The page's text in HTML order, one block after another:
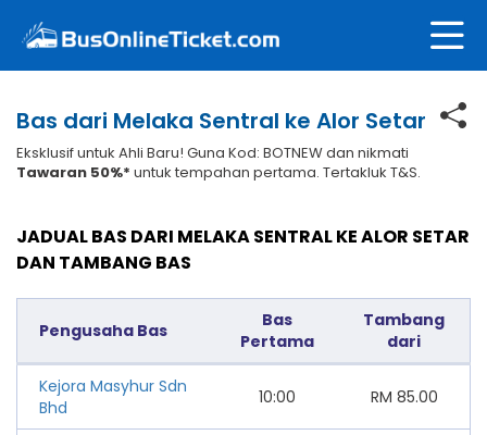
Bas dari Melaka Sentral ke Alor Setar
Eksklusif untuk Ahli Baru! Guna Kod: BOTNEW dan nikmati
Tawaran 50%* untuk tempahan pertama. Tertakluk T&S.
JADUAL BAS DARI MELAKA SENTRAL KE ALOR SETAR
DAN TAMBANG BAS
Pengusaha Bas
Bas
Pertama
Tambang
dari
Kejora Masyhur Sdn
Bhd
10:00 RM 85.00